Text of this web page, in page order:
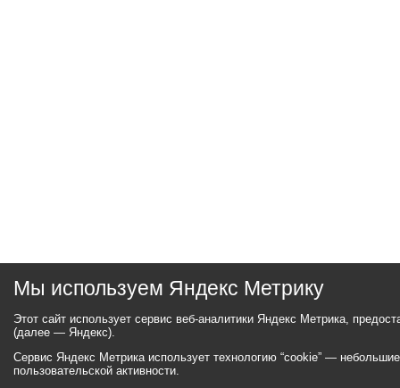
Мы используем Яндекс Метрику
Этот сайт использует сервис веб-аналитики Яндекс Метрика,
(далее — Яндекс).
Сервис Яндекс Метрика использует технологию “cookie” —
пользовательской активности.